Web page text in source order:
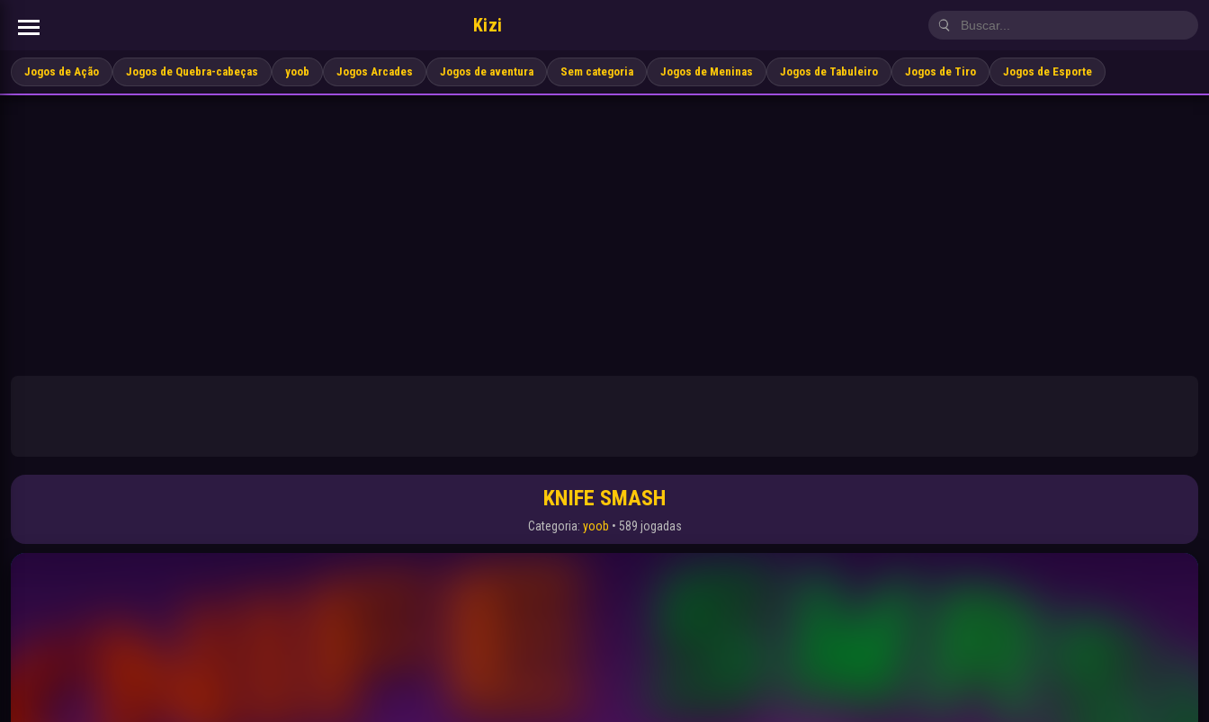
Kizi
Jogos de Ação Jogos de Quebra-cabeças yoob Jogos Arcades Jogos de aventura Sem categoria Jogos de Meninas Jogos de Tabuleiro Jogos de Tiro Jogos de Esporte
KNIFE SMASH
Categoria: yoob • 589 jogadas